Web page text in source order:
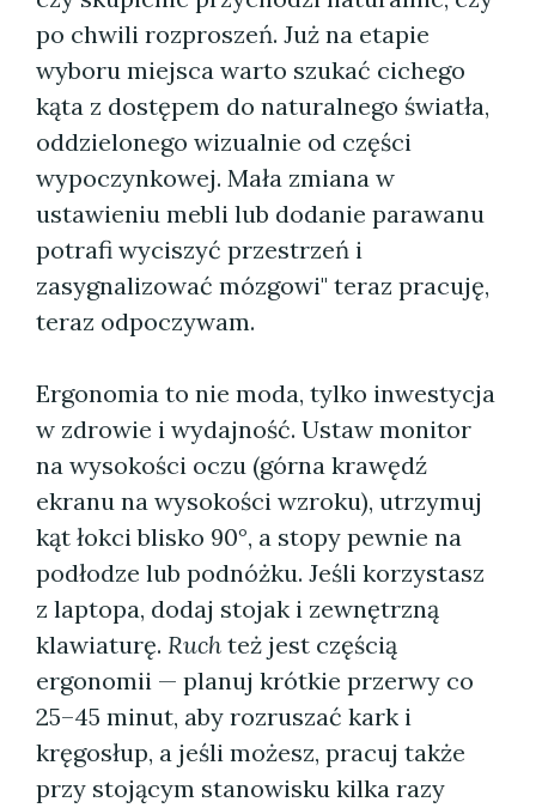
po chwili rozproszeń. Już na etapie
wyboru miejsca warto szukać cichego
kąta z dostępem do naturalnego światła,
oddzielonego wizualnie od części
wypoczynkowej. Mała zmiana w
ustawieniu mebli lub dodanie parawanu
potrafi wyciszyć przestrzeń i
zasygnalizować mózgowi" teraz pracuję,
teraz odpoczywam.
Ergonomia to nie moda, tylko inwestycja
w zdrowie i wydajność. Ustaw monitor
na wysokości oczu (górna krawędź
ekranu na wysokości wzroku), utrzymuj
kąt łokci blisko 90°, a stopy pewnie na
podłodze lub podnóżku. Jeśli korzystasz
z laptopa, dodaj stojak i zewnętrzną
klawiaturę. Ruch też jest częścią
ergonomii — planuj krótkie przerwy co
25–45 minut, aby rozruszać kark i
kręgosłup, a jeśli możesz, pracuj także
przy stojącym stanowisku kilka razy